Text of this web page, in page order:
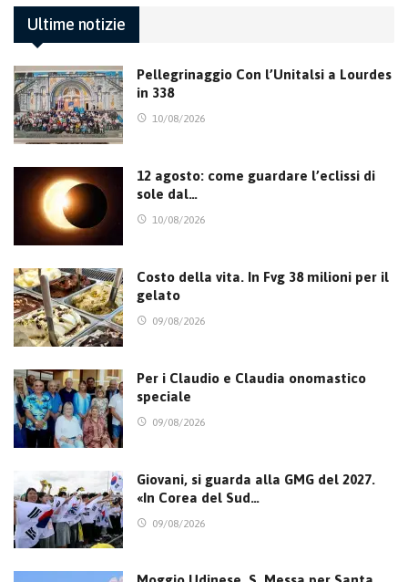
Ultime notizie
Pellegrinaggio Con l’Unitalsi a Lourdes
in 338
10/08/2026
12 agosto: come guardare l’eclissi di
sole dal…
10/08/2026
Costo della vita. In Fvg 38 milioni per il
gelato
09/08/2026
Per i Claudio e Claudia onomastico
speciale
09/08/2026
Giovani, si guarda alla GMG del 2027.
«In Corea del Sud…
09/08/2026